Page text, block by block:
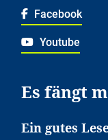
Facebook
Youtube
Es fängt
Ein gutes